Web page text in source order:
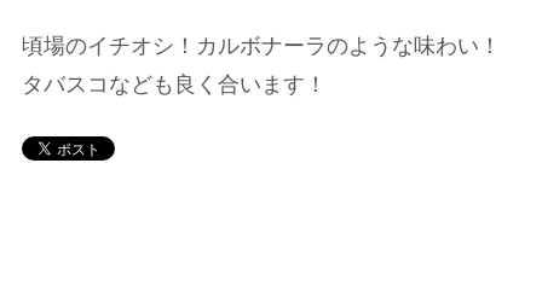
頃場のイチオシ！カルボナーラのような味わい！
タバスコなども良く合います！